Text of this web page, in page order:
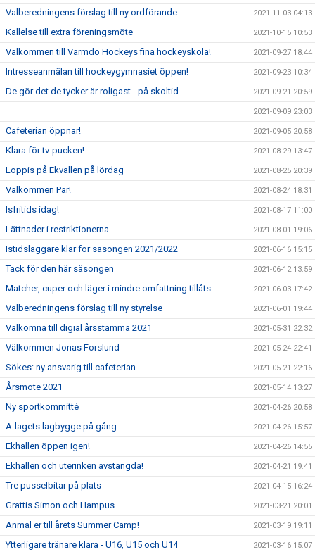
Valberedningens förslag till ny ordförande 2021-11-03 04:13
Kallelse till extra föreningsmöte 2021-10-15 10:53
Välkommen till Värmdö Hockeys fina hockeyskola! 2021-09-27 18:44
Intresseanmälan till hockeygymnasiet öppen! 2021-09-23 10:34
De gör det de tycker är roligast - på skoltid 2021-09-21 20:59
2021-09-09 23:03
Cafeterian öppnar! 2021-09-05 20:58
Klara för tv-pucken! 2021-08-29 13:47
Loppis på Ekvallen på lördag 2021-08-25 20:39
Välkommen Pär! 2021-08-24 18:31
Isfritids idag! 2021-08-17 11:00
Lättnader i restriktionerna 2021-08-01 19:06
Istidsläggare klar för säsongen 2021/2022 2021-06-16 15:15
Tack för den här säsongen 2021-06-12 13:59
Matcher, cuper och läger i mindre omfattning tillåts 2021-06-03 17:42
Valberedningens förslag till ny styrelse 2021-06-01 19:44
Välkomna till digial årsstämma 2021 2021-05-31 22:32
Välkommen Jonas Forslund 2021-05-24 22:41
Sökes: ny ansvarig till cafeterian 2021-05-21 22:16
Årsmöte 2021 2021-05-14 13:27
Ny sportkommitté 2021-04-26 20:58
A-lagets lagbygge på gång 2021-04-26 15:57
Ekhallen öppen igen! 2021-04-26 14:55
Ekhallen och uterinken avstängda! 2021-04-21 19:41
Tre pusselbitar på plats 2021-04-15 16:24
Grattis Simon och Hampus 2021-03-21 20:01
Anmäl er till årets Summer Camp! 2021-03-19 19:11
Ytterligare tränare klara - U16, U15 och U14 2021-03-16 15:07